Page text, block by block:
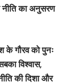
नीति का अनुसरण
के गौरव को पुनः
विश्वास,
की दिशा और